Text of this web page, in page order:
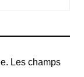
Les champs